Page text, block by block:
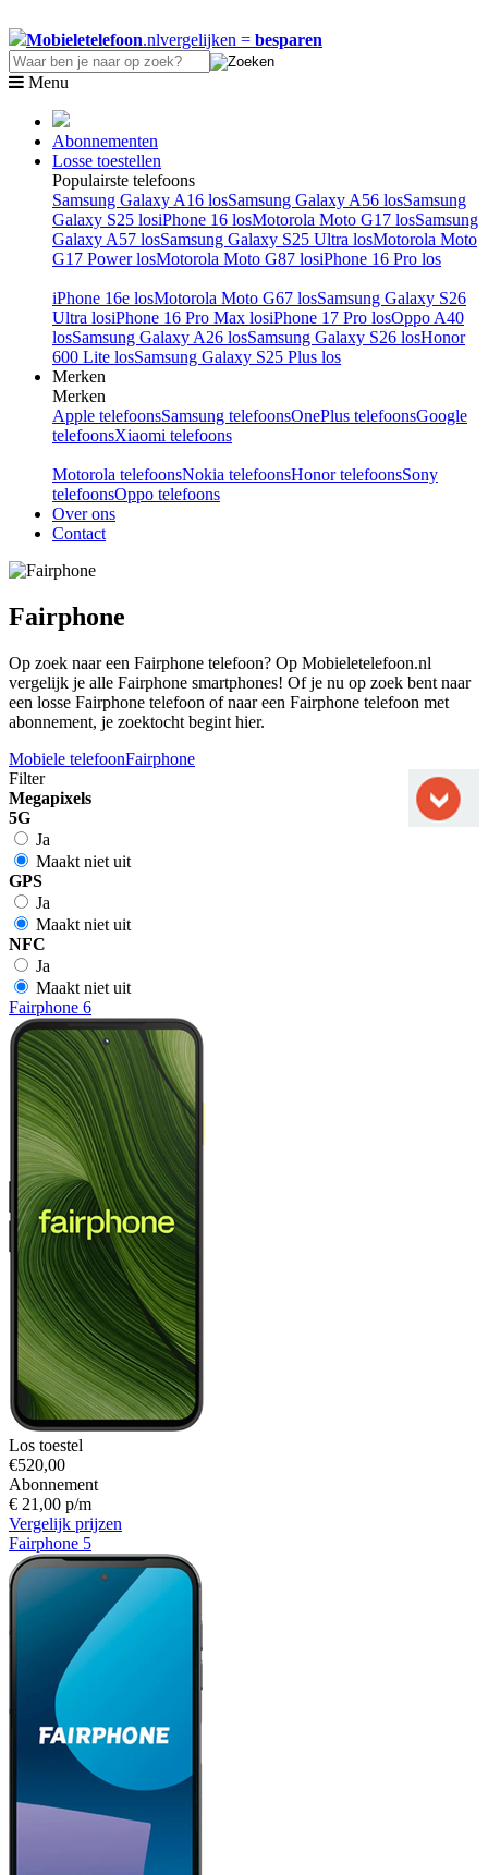
Mobieletelefoon.nlvergelijken = besparen
Menu
Abonnementen
Losse toestellen
Populairste telefoons
Samsung Galaxy A16 losSamsung Galaxy A56 losSamsung
Galaxy S25 losiPhone 16 losMotorola Moto G17 losSamsung
Galaxy A57 losSamsung Galaxy S25 Ultra losMotorola Moto
G17 Power losMotorola Moto G87 losiPhone 16 Pro los
iPhone 16e losMotorola Moto G67 losSamsung Galaxy S26
Ultra losiPhone 16 Pro Max losiPhone 17 Pro losOppo A40
losSamsung Galaxy A26 losSamsung Galaxy S26 losHonor
600 Lite losSamsung Galaxy S25 Plus los
Merken
Merken
Apple telefoonsSamsung telefoonsOnePlus telefoonsGoogle
telefoonsXiaomi telefoons
Motorola telefoonsNokia telefoonsHonor telefoonsSony
telefoonsOppo telefoons
Over ons
Contact
Fairphone
Op zoek naar een Fairphone telefoon? Op Mobieletelefoon.nl
vergelijk je alle Fairphone smartphones! Of je nu op zoek bent naar
een losse Fairphone telefoon of naar een Fairphone telefoon met
abonnement, je zoektocht begint hier.
Mobiele telefoonFairphone
Filter
Megapixels
5G
Ja
Maakt niet uit
GPS
Ja
Maakt niet uit
NFC
Ja
Maakt niet uit
Fairphone 6
Los toestel
€520,00
Abonnement
€ 21,00 p/m
Vergelijk prijzen
Fairphone 5